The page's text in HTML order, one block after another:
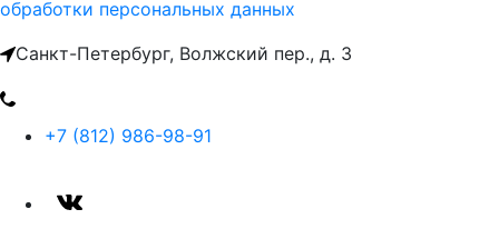
обработки персональных данных
Санкт-Петербург, Волжский пер., д. 3
+7 (812) 986-98-91